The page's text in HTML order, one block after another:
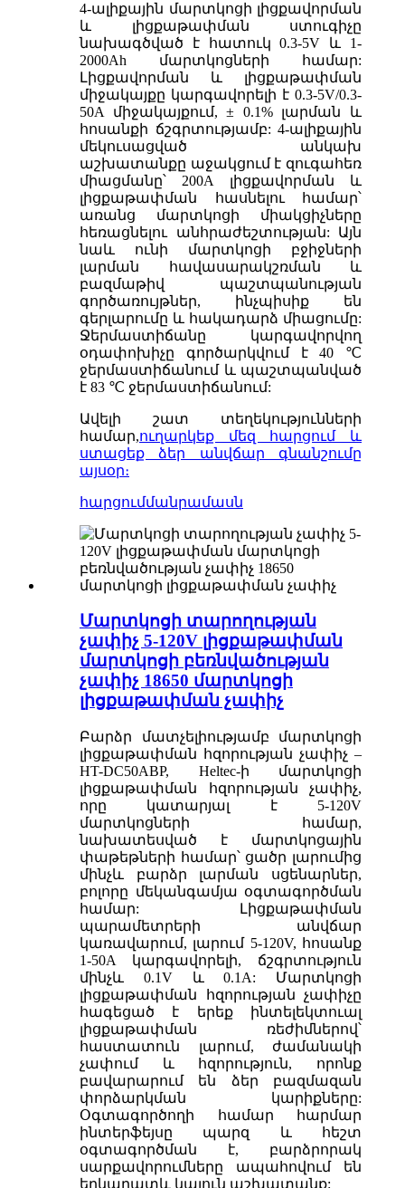
4-ալիքային մարտկոցի լիցքավորման
և լիցքաթափման ստուգիչը
նախագծված է հատուկ 0.3-5V և 1-
2000Ah մարտկոցների համար:
Լիցքավորման և լիցքաթափման
միջակայքը կարգավորելի է 0.3-5V/0.3-
50A միջակայքում, ± 0.1% լարման և
հոսանքի ճշգրտությամբ: 4-ալիքային
մեկուսացված անկախ
աշխատանքը աջակցում է զուգահեռ
միացմանը՝ 200A լիցքավորման և
լիցքաթափման հասնելու համար՝
առանց մարտկոցի միակցիչները
հեռացնելու անհրաժեշտության: Այն
նաև ունի մարտկոցի բջիջների
լարման հավասարակշռման և
բազմաթիվ պաշտպանության
գործառույթներ, ինչպիսիք են
գերլարումը և հակադարձ միացումը:
Ջերմաստիճանը կարգավորվող
օդափոխիչը գործարկվում է 40 ℃
ջերմաստիճանում և պաշտպանված
է 83 ℃ ջերմաստիճանում:
Ավելի շատ տեղեկությունների
համար,ուղարկեք մեզ հարցում և
ստացեք ձեր անվճար գնանշումը
այսօր։
հարցումմանրամասն
Մարտկոցի տարողության
չափիչ 5-120V լիցքաթափման
մարտկոցի բեռնվածության
չափիչ 18650 մարտկոցի
լիցքաթափման չափիչ
Բարձր մատչելիությամբ մարտկոցի
լիցքաթափման հզորության չափիչ –
HT-DC50ABP, Heltec-ի մարտկոցի
լիցքաթափման հզորության չափիչ,
որը կատարյալ է 5-120V
մարտկոցների համար,
նախատեսված է մարտկոցային
փաթեթների համար՝ ցածր լարումից
մինչև բարձր լարման սցենարներ,
բոլորը մեկանգամյա օգտագործման
համար: Լիցքաթափման
պարամետրերի անվճար
կառավարում, լարում 5-120V, հոսանք
1-50A կարգավորելի, ճշգրտություն
մինչև 0.1V և 0.1A: Մարտկոցի
լիցքաթափման հզորության չափիչը
հագեցած է երեք ինտելեկտուալ
լիցքաթափման ռեժիմներով՝
հաստատուն լարում, ժամանակի
չափում և հզորություն, որոնք
բավարարում են ձեր բազմազան
փորձարկման կարիքները:
Օգտագործողի համար հարմար
ինտերֆեյսը պարզ և հեշտ
օգտագործման է, բարձրորակ
սարքավորումները ապահովում են
երկարատև կայուն աշխատանք: